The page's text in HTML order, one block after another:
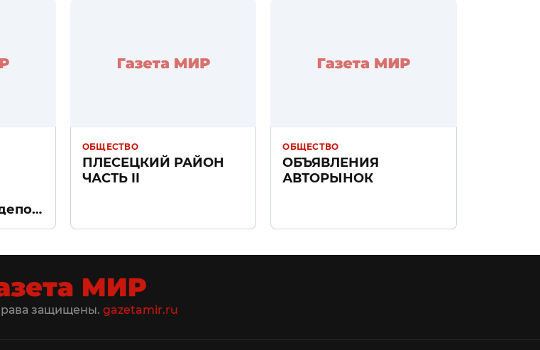
ОБЩЕСТВО
ПЛЕСЕЦКИЙ РАЙОН
ЧАСТЬ II
ОБЩЕСТВО
ОБЪЯВЛЕНИЯ
АВТОРЫНОК
защищены. gazetamir.ru